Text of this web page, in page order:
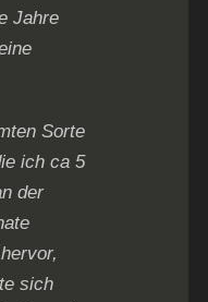
Jahre
Sorte
ich ca 5
der
sich